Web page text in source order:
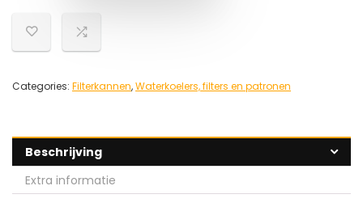
Categories: Filterkannen,Waterkoelers, filters en patronen
Beschrijving
Extra informatie